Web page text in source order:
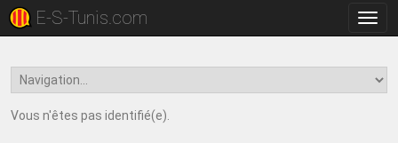
la
E-S-Tunis.com
Vous n'êtes pas identifié(e).